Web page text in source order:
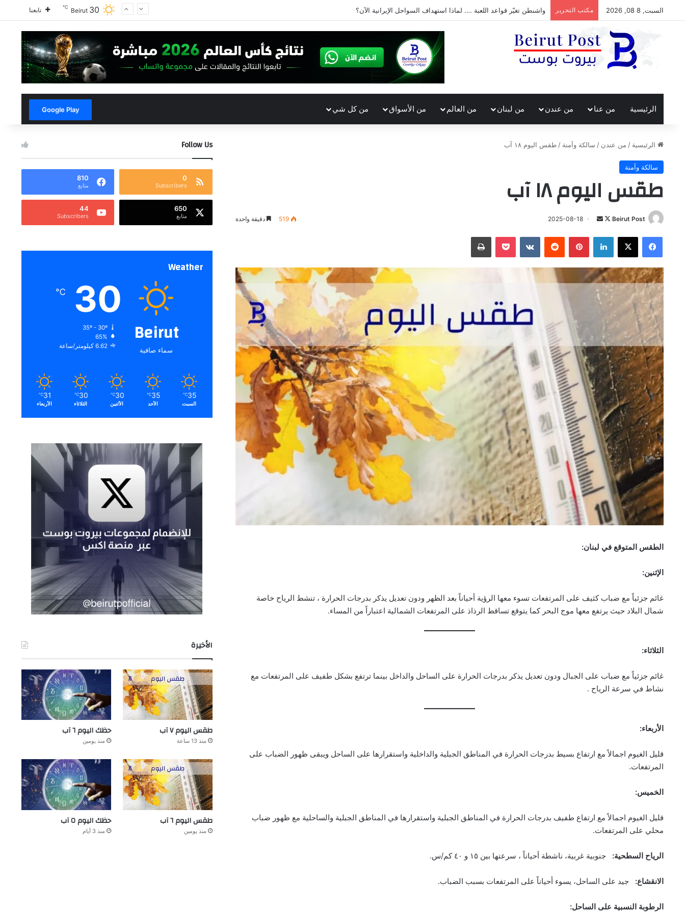
السبت, 8 08, 2026 مكتب التحرير واشنطن تغيّر قواعد اللعبة …. لماذا استهداف السواحل الإيرانية الآن؟ Beirut 30
℃ تابعنا
الرئيسية من عنا من عندن من لبنان من العالم من الأسواق من كل شي Google Play
الرئيسية / من عندن / سالكة وآمنة / طقس اليوم ١٨ آب
سالكة وآمنة
طقس اليوم ١٨ آب
Beirut Post
تابع
X
أرسل
إلكترونيا
2025-08-18
519 دقيقة واحدة
فيسبوك ‫X لينكدإن بينتيريست
‏Reddit
‏VKontakte
‫Pocket طباعة
الطقس المتوقع في لبنان:
الإثنين:
غائم جزئياً مع ضباب كثيف على المرتفعات تسوء معها الرؤية أحياناً بعد الظهر ودون تعديل يذكر بدرجات الحرارة ، تنشط الرياح خاصة
شمال البلاد حيث يرتفع معها موج البحر كما يتوقع تساقط الرذاذ على المرتفعات الشمالية اعتباراً من المساء.
الثلاثاء:
غائم جزئياً مع ضباب على الجبال ودون تعديل يذكر بدرجات الحرارة على الساحل والداخل بينما ترتفع بشكل طفيف على المرتفعات مع
نشاط في سرعة الرياح .
الأربعاء:
قليل الغيوم اجمالاً مع ارتفاع بسيط بدرجات الحرارة في المناطق الجبلية والداخلية واستقرارها على الساحل ويبقى ظهور الضباب على
المرتفعات.
الخميس:
قليل الغيوم اجمالاً مع ارتفاع طفيف بدرجات الحرارة في المناطق الجبلية واستقرارها في المناطق الجبلية والساحلية مع ظهور ضباب
محلي على المرتفعات.
الرياح السطحية: جنوبية غربية، ناشطة أحياناً ، سرعتها بين ١٥ و ٤٠ كم/س.
الانقشاع: جيد على الساحل، يسوء أحياناً على المرتفعات بسبب الضباب.
الرطوبة النسبية على الساحل:
Follow Us
0
Subscribers
810
متابع
650
متابع
44
Subscribers
Weather
Beirut
سماء صافية
30
℃
35º - 30º
65%
6.62 كيلومتر/ساعة
35
℃
السبت
35
℃
الأحد
30
℃
الأثنين
30
℃
الثلاثاء
31
℃
الأربعاء
الأخيرة
طقس اليوم ٧ آب
منذ 13 ساعة
حظك اليوم ٦ آب
منذ يومين
طقس اليوم ٦ آب
منذ يومين
حظك اليوم ٥ آب
منذ 3 أيام